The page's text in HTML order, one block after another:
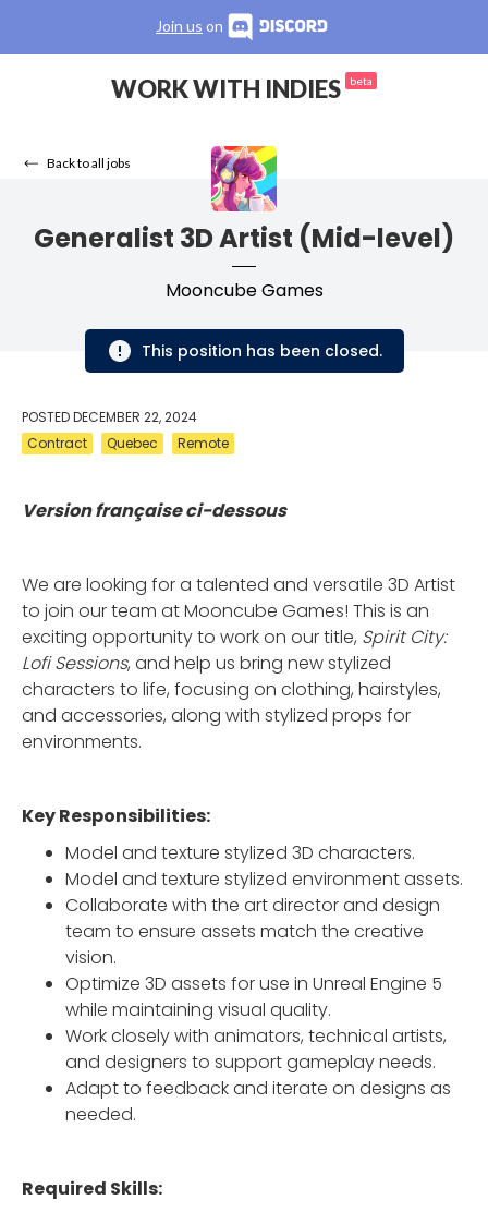
Join us on
WORK WITH INDIES beta
Back to all jobs
Generalist 3D Artist (Mid-level)
Mooncube Games
This position has been closed.
POSTEDDECEMBER 22, 2024
Contract
Quebec Remote
Version française ci-dessous
We are looking for a talented and versatile 3D Artist
to join our team at Mooncube Games! This is an
exciting opportunity to work on our title, Spirit City:
Lofi Sessions, and help us bring new stylized
characters to life, focusing on clothing, hairstyles,
and accessories, along with stylized props for
environments.
Key Responsibilities:
Model and texture stylized 3D characters.
Model and texture stylized environment assets.
Collaborate with the art director and design
team to ensure assets match the creative
vision.
Optimize 3D assets for use in Unreal Engine 5
while maintaining visual quality.
Work closely with animators, technical artists,
and designers to support gameplay needs.
Adapt to feedback and iterate on designs as
needed.
Required Skills: